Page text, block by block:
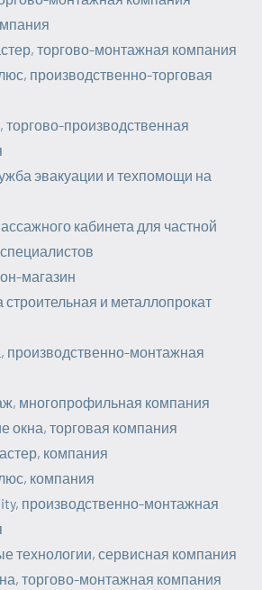
торгово-монтажная компания
производственно-торговая
производственная
эвакуации и техпомощи на
кабинета для частной
магазин
и металлопрокат
производственно-монтажная
многопрофильная компания
окна, торговая компания
компания
компания
производственно-монтажная
технологии, сервисная компания
торгово-монтажная компания